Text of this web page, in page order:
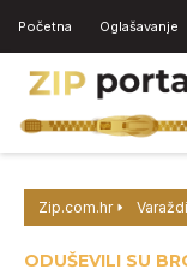
Početna Oglašavanje
Zip.com.hr
ODUŠEVILI SU